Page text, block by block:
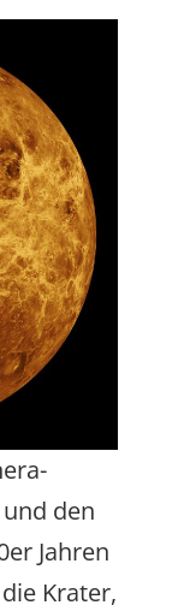
den
Jahren
Krater,